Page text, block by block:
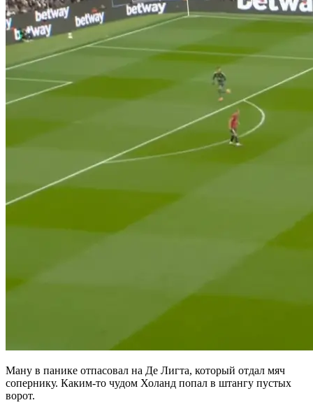
Ману в панике отпасовал на Де Лигта, который отдал мяч
сопернику. Каким-то чудом Холанд попал в штангу пустых
ворот.